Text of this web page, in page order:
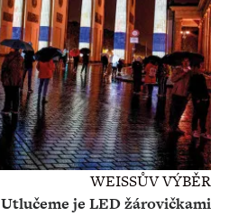
WEISSŮV VÝBĚR
Utlučeme je LED žárovičkami